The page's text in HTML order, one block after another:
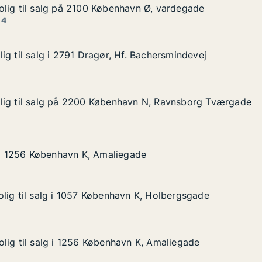
Ø, vardegade
2100 København Ø, vardegade
til salg på 2100 København Ø, vardegade
til salg på 2100 København Ø, vardegade
Dragør, Hf. Bachersmindevej
til salg i 2791 Dragør, Hf. Bachersmindevej
til salg i 2791 Dragør, Hf. Bachersmindevej
N, Ravnsborg Tværgade
2200 København N, Ravnsborg Tværgade
til salg på 2200 København N, Ravnsborg Tværgade
til salg på 2200 København N, Ravnsborg Tværgade
K, Amaliegade
København K, Amaliegade
København K, Amaliegade
Holbergsgade
1057 København K, Holbergsgade
til salg i 1057 København K, Holbergsgade
til salg i 1057 København K, Holbergsgade
K, Amaliegade
1256 København K, Amaliegade
til salg i 1256 København K, Amaliegade
til salg i 1256 København K, Amaliegade